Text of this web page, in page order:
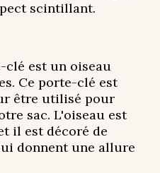
scintillant.
clé est un oiseau
Ce porte-clé est
être utilisé pour
sac. L'oiseau est
il est décoré de
donnent une allure